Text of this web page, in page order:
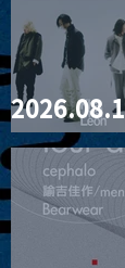
見ルpre.